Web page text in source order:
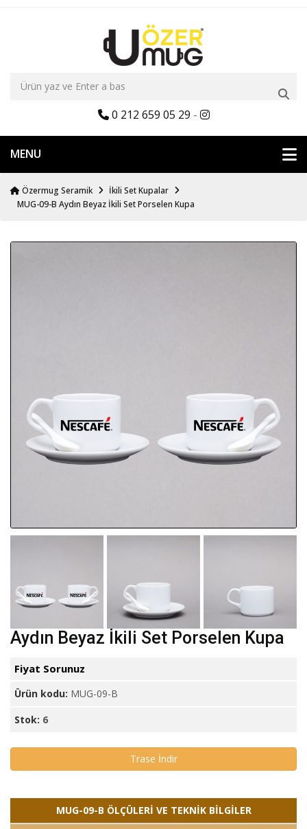
0 212 659 05 29 -
MENU
Özermug Seramik
İkili Set Kupalar
MUG-09-B Aydın Beyaz İkili Set Porselen Kupa
Aydın Beyaz İkili Set Porselen Kupa
Fiyat Sorunuz
Ürün kodu: MUG-09-B
Stok: 6
Trase İndir
MUG-09-B ÖLÇÜLERİ VE TEKNİK BİLGİLER